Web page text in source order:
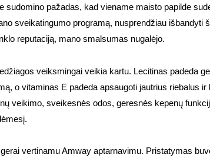
pažadas, kad viename maisto papilde
sveikatingumo programą, nusprendžiau išbandyti
reputaciją, mano smalsumas nugalėjo.
veiksmingai veikia kartu. Lecitinas padeda
o vitaminas E padeda apsaugoti jautrius riebalus
veikimo, sveikesnės odos, geresnės kepenų
vertinamu Amway aptarnavimu. Pristatymas